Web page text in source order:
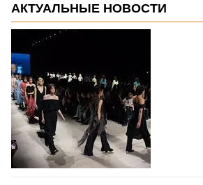
АКТУАЛЬНЫЕ НОВОСТИ